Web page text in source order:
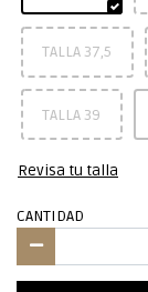
TALLA 37,5
TALLA 39
Revisa tu talla
CANTIDAD